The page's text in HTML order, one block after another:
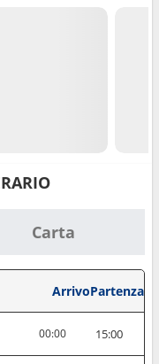
Carta
ArrivoPartenza
00:00 15:00